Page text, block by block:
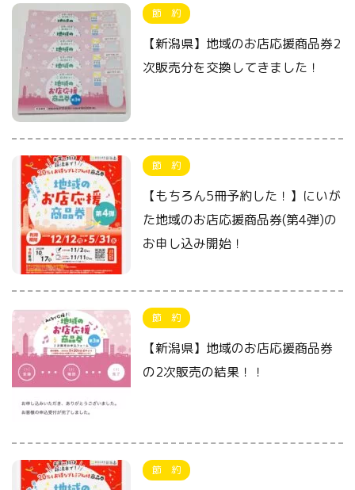
節 約
【新潟県】地域のお店応援商品券2
次販売分を交換してきました！
節 約
【もちろん5冊予約した！】にいが
た地域のお店応援商品券(第4弾)の
お申し込み開始！
節 約
【新潟県】地域のお店応援商品券
の2次販売の結果！！
節 約